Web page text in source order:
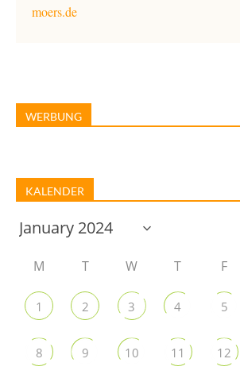
moers.de
WERBUNG
KALENDER
M T W T F
1 2 3 4 5
8 9 10 11 12